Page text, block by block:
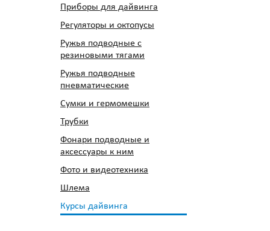
Приборы для дайвинга
Регуляторы и октопусы
Ружья подводные с
резиновыми тягами
Ружья подводные
пневматические
Сумки и гермомешки
Трубки
Фонари подводные и
аксессуары к ним
Фото и видеотехника
Шлема
Курсы дайвинга